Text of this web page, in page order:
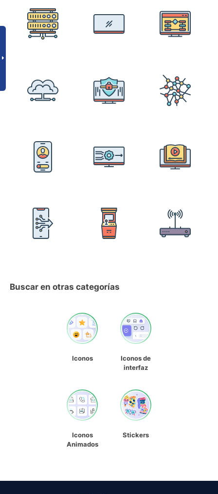
Buscar en otras categorías
Iconos
Iconos de
interfaz
Iconos
Animados
Stickers